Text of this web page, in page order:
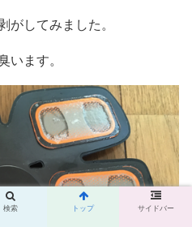
がしてみました。
います。
検索 トップ サイドバー